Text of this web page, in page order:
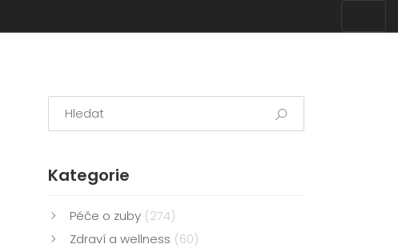
Kategorie
Péče o zuby (274)
Zdraví a wellness (60)